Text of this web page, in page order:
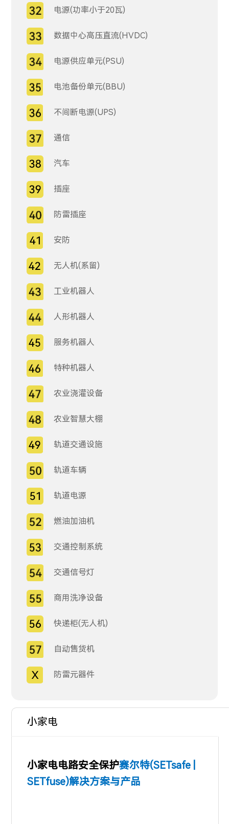
电源(功率小于20瓦)
数据中心高压直流(HVDC)
电源供应单元(PSU)
电池备份单元(BBU)
不间断电源(UPS)
通信
汽车
插座
防雷插座
安防
无人机(系留)
工业机器人
人形机器人
服务机器人
特种机器人
农业浇灌设备
农业智慧大棚
轨道交通设施
轨道车辆
轨道电源
燃油加油机
交通控制系统
交通信号灯
商用洗净设备
快递柜(无人机)
自动售货机
防雷元器件
小家电
小家电电路安全保护赛尔特(SETsafe |
SETfuse)解决方案与产品